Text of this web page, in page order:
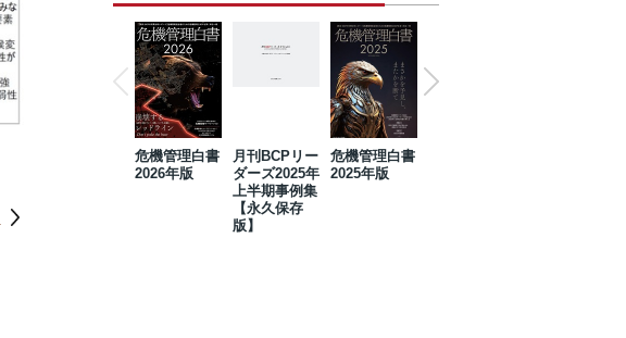
危機管理白書
2026年版
月刊BCPリー
ダーズ2025年
上半期事例集
【永久保存
版】
危機管理白書
2025年版